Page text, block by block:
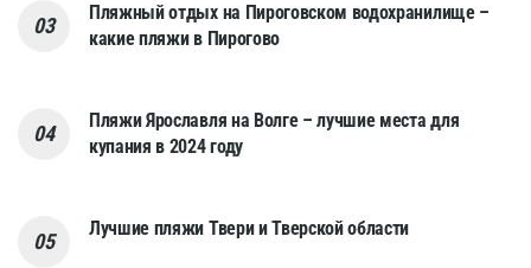
Пляжный отдых на Пироговском водохранилище –
какие пляжи в Пирогово
Пляжи Ярославля на Волге – лучшие места для
купания в 2024 году
Лучшие пляжи Твери и Тверской области